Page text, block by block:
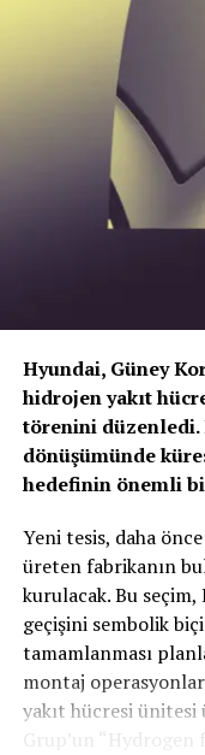
Euro NCAP,
çarpışma
içerecek şekilde
başlar. Bu durum,
mesafesinin tehlikeli
Sport ile Yere
Türkiye’nin
değerlerine sahip
tutunma kabiliyeti
olarak bizzat
Sport, performans
Hyundai, Güney
hidrojen yakıt
törenini düzenledi.
dönüşümünde
hedefinin önemli
Yeni tesis, daha
üreten fabrikanın
kurulacak. Bu
geçişini sembolik
tamamlanması
montaj
yakıt hücresi
Grup’un